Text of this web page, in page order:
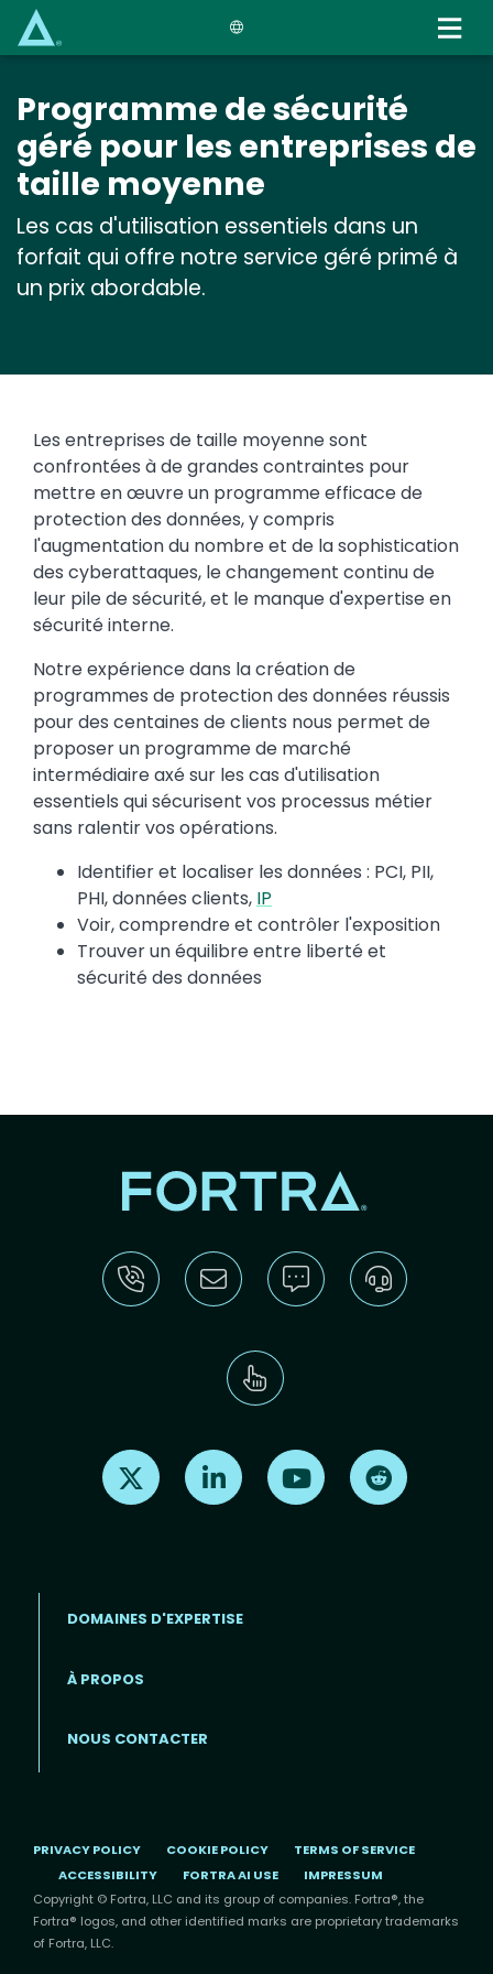
content
Programme de sécurité
géré pour les entreprises de
taille moyenne
Les cas d'utilisation essentiels dans un
forfait qui offre notre service géré primé à
un prix abordable.
Les entreprises de taille moyenne sont
confrontées à de grandes contraintes pour
mettre en œuvre un programme efficace de
protection des données, y compris
l'augmentation du nombre et de la sophistication
des cyberattaques, le changement continu de
leur pile de sécurité, et le manque d'expertise en
sécurité interne.
Notre expérience dans la création de
programmes de protection des données réussis
pour des centaines de clients nous permet de
proposer un programme de marché
intermédiaire axé sur les cas d'utilisation
essentiels qui sécurisent vos processus métier
sans ralentir vos opérations.
Identifier et localiser les données : PCI, PII,
PHI, données clients, IP
Voir, comprendre et contrôler l'exposition
Trouver un équilibre entre liberté et
sécurité des données
Find us on X Find us on LinkedInFind us on Youtube
Footer menu (FR)
DOMAINES D'EXPERTISE
À PROPOS
NOUS CONTACTER
PRIVACY POLICY COOKIE POLICY
TERMS OF SERVICE
ACCESSIBILITY
FORTRA AI USE
IMPRESSUM
Copyright © Fortra, LLC and its group of companies. Fortra®, the
Fortra® logos, and other identified marks are proprietary trademarks
of Fortra, LLC.